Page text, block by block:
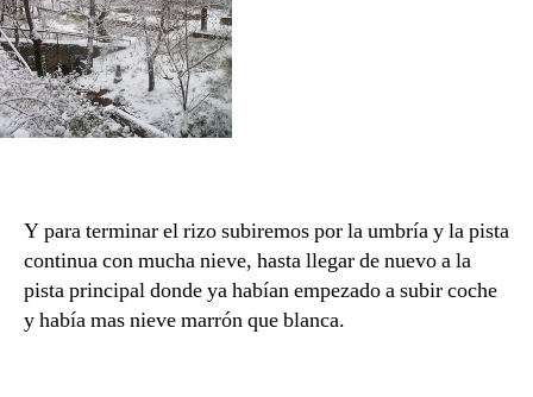
Y para terminar el rizo subiremos por la umbría y la pista
continua con mucha nieve, hasta llegar de nuevo a la
pista principal donde ya habían empezado a subir coche
y había mas nieve marrón que blanca.